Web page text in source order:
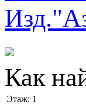
Как
Этаж: 1